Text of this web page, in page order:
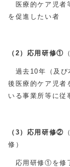
医療的ケア児者
を促進したい者
（2）応用研修①
過去10年（及び
後医療的ケア児者
いる事業所等に従
（3）応用研修②
修）
応用研修①を修